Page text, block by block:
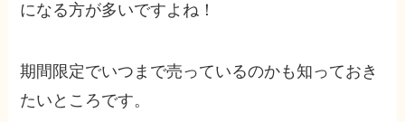
になる方が多いですよね！
期間限定でいつまで売っているのかも知っておき
たいところです。